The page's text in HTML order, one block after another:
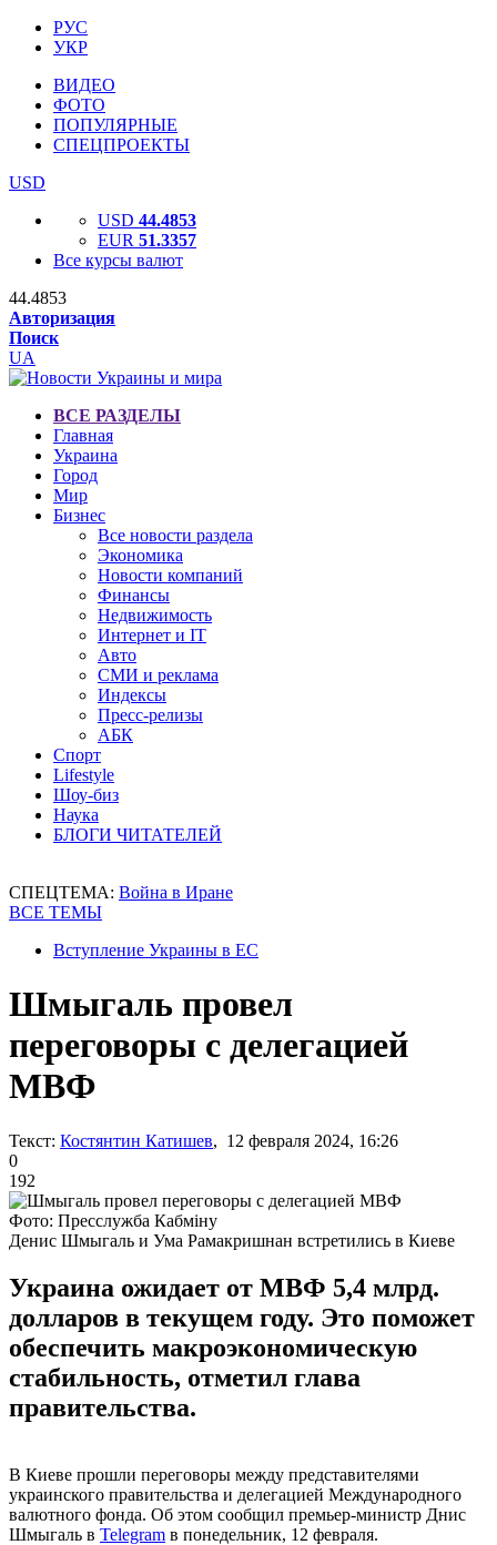
РУС
УКР
ВИДЕО
ФОТО
ПОПУЛЯРНЫЕ
СПЕЦПРОЕКТЫ
USD
USD 44.4853
EUR 51.3357
Все курсы валют
44.4853
Авторизация
Поиск
UA
ВСЕ РАЗДЕЛЫ
Главная
Украина
Город
Мир
Бизнес
Все новости раздела
Экономика
Новости компаний
Финансы
Недвижимость
Интернет и IT
Авто
СМИ и реклама
Индексы
Пресс-релизы
АБК
Спорт
Lifestyle
Шоу-биз
Наука
БЛОГИ ЧИТАТЕЛЕЙ
СПЕЦТЕМА: Война в Иране
ВСЕ ТЕМЫ
Вступление Украины в ЕС
Шмыгаль провел
переговоры с делегацией
МВФ
Текст: Костянтин Катишев, 12 февраля 2024, 16:26
0
192
Фото: Пресслужба Кабміну
Денис Шмыгаль и Ума Рамакришнан встретились в Киеве
Украина ожидает от МВФ 5,4 млрд.
долларов в текущем году. Это поможет
обеспечить макроэкономическую
стабильность, отметил глава
правительства.
В Киеве прошли переговоры между представителями
украинского правительства и делегацией Международного
валютного фонда. Об этом сообщил премьер-министр Днис
Шмыгаль в Telegrаm в понедельник, 12 февраля.